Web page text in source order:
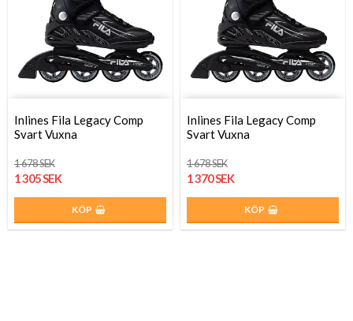
Inlines Fila Legacy Comp
Svart Vuxna
1 678 SEK
1 305 SEK
KÖP
Inlines Fila Legacy Comp
Svart Vuxna
1 678 SEK
1 370 SEK
KÖP